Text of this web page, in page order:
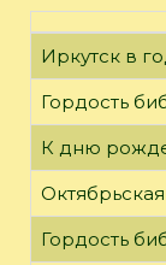
Иркутск в
Гордость
К дню
Гордость